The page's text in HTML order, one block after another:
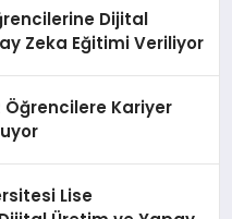
Dijital
Zeka Eğitimi Veriliyor
Öğrencilere Kariyer
Lise